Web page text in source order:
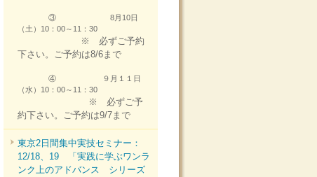
③ 8月10日
（土）10：00～11：30
※ 必ずご予約
下さい。ご予約は8/6まで
④ ９月１１日
（水）10：00～11：30
※ 必ずご予
約下さい。ご予約は9/7まで
東京2日間集中実技セミナー：
12/18、19 「実践に学ぶワンラ
ンク上のアドバンス シリーズ